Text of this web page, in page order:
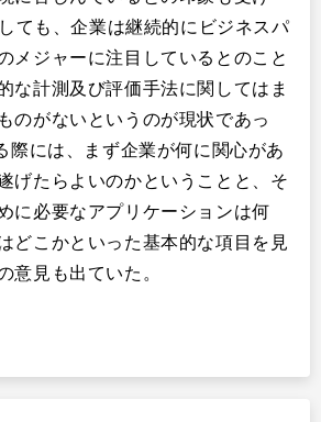
ても、企業は継続的にビジネスパ
メジャーに注目しているとのこと
な計測及び評価手法に関してはま
のがないというのが現状であっ
際には、まず企業が何に関心があ
げたらよいのかということと、そ
に必要なアプリケーションは何
どこかといった基本的な項目を見
意見も出ていた。